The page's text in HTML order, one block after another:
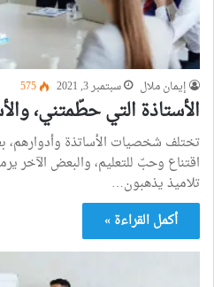
إيمان ملال سبتمبر 3, 2021 575
الأستاذة التي حطّمتني،
تختلف شخصيات الأساتذة وأدوارهم،
اقتناع وحبّ للتعليم، والبعض الآخر
تلاميذ يذهبون…
أكمل القراءة »